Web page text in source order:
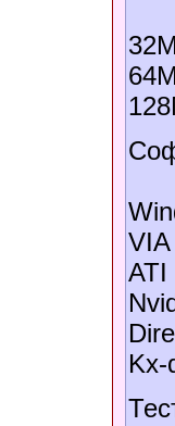
ATI
Kx-